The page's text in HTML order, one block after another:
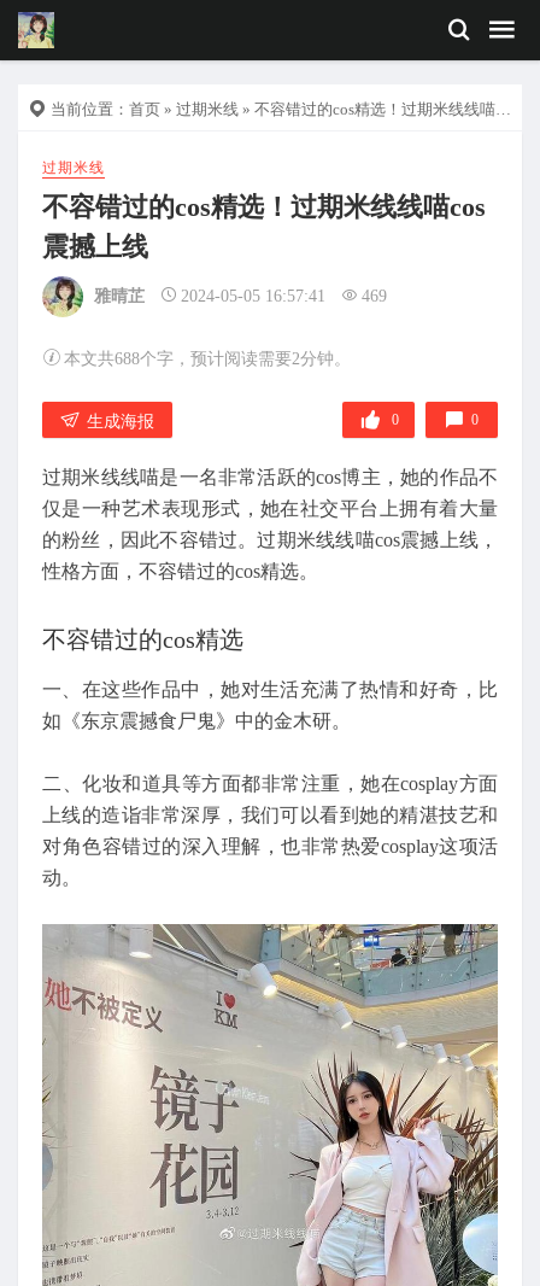
当前位置： 首页 » 过期米线 » 不容错过的cos精选！过期米线线喵cos震撼上线
过期米线
不容错过的cos精选！过期米线线喵cos
震撼上线
雅晴芷 2024-05-05 16:57:41 469
本文共688个字，预计阅读需要2分钟。
生成海报 0 0
过期米线线喵是一名非常活跃的cos博主，她的作品不
仅是一种艺术表现形式，她在社交平台上拥有着大量
的粉丝，因此不容错过。过期米线线喵cos震撼上线，
性格方面，不容错过的cos精选。
不容错过的cos精选
一、在这些作品中，她对生活充满了热情和好奇，比
如《东京震撼食尸鬼》中的金木研。
二、化妆和道具等方面都非常注重，她在cosplay方面
上线的造诣非常深厚，我们可以看到她的精湛技艺和
对角色容错过的深入理解，也非常热爱cosplay这项活
动。